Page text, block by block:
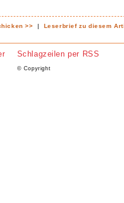
>> | Leserbrief zu diesem
Schlagzeilen per RSS
© Copyright